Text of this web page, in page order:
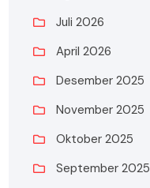
Juli 2026
April 2026
Desember 2025
November 2025
Oktober 2025
September 2025